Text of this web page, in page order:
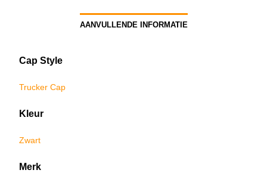
AANVULLENDE INFORMATIE
Cap Style
Trucker Cap
Kleur
Zwart
Merk